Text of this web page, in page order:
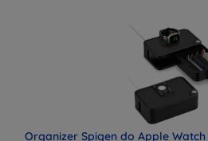
Organizer Spigen do Apple Watch